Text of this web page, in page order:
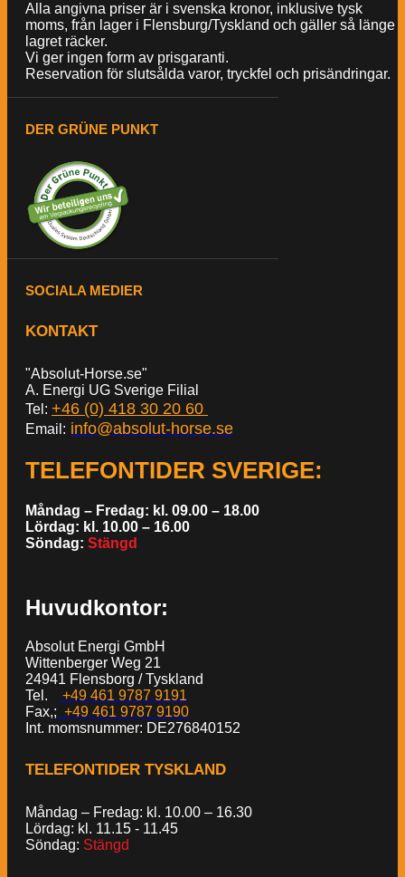
Alla angivna priser är i svenska kronor, inklusive tysk
moms, från lager i Flensburg/Tyskland och gäller så länge
lagret räcker.
Vi ger ingen form av prisgaranti.
Reservation för slutsålda varor, tryckfel och prisändringar.
DER GRÜNE PUNKT
SOCIALA MEDIER
KONTAKT
"Absolut-Horse.se"
A. Energi UG Sverige Filial
Tel: +46 (0) 418 30 20 60
Email: info@absolut-horse.se
TELEFONTIDER SVERIGE:
Måndag – Fredag: kl. 09.00 – 18.00
Lördag: kl. 10.00 – 16.00
Söndag: Stängd
Huvudkontor:
Absolut Energi GmbH
Wittenberger Weg 21
24941 Flensborg / Tyskland
Tel.
+49 461 9787 9191
Fax,; +49 461 9787 9190
Int. momsnummer: DE276840152
TELEFONTIDER TYSKLAND
Måndag – Fredag: kl. 10.00 – 16.30
Lördag: kl. 11.15 - 11.45
Söndag: Stängd